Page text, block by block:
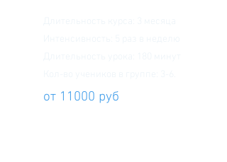
от 11000 руб